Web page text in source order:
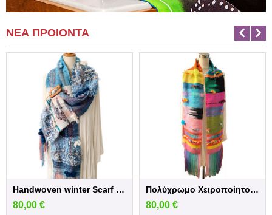
ΝΕΑ ΠΡΟΙΟΝΤΑ
Handwoven winter Scarf in blue shades
80,00 €
Πολύχρωμο Χειροποίητο Υφαντό Κασκόλ
80,00 €